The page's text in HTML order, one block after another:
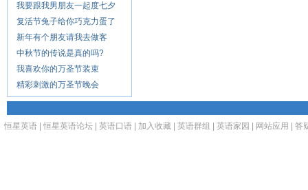
我要跟我男朋友一起度七夕
复活节兔子给你巧克力蛋了
新年有个朋友请我去做客
中秋节的传说是真的吗?
我喜欢你的万圣节装束
精彩刺激的万圣节晚会
恒星英语 恒星英语论坛 英语口语 加入收藏 英语群组 英语家园 网站应用 答